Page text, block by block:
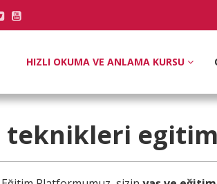
HIZLI OKUMA VE ANLAMA KURSU
teknikleri